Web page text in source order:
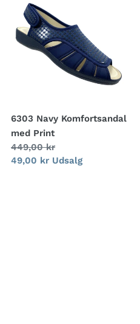
Navy
Komfortsandal
med
Print
6303 Navy Komfortsandal
med Print
Normalpris
449,00 kr
Udsalgspris
49,00 kr Udsalg